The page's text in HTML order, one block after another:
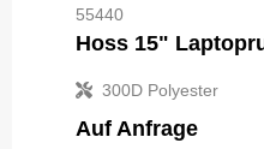
55440
Hoss 15"
300D Polyester
Auf Anfrage